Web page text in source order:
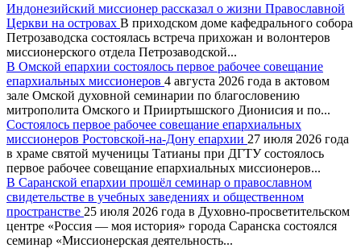
Индонезийский миссионер рассказал о жизни Православной
Церкви на островах В приходском доме кафедрального собора
Петрозаводска состоялась встреча прихожан и волонтеров
миссионерского отдела Петрозаводской...
В Омской епархии состоялось первое рабочее совещание
епархиальных миссионеров 4 августа 2026 года в актовом
зале Омской духовной семинарии по благословению
митрополита Омского и Прииртышского Дионисия и по...
Состоялось первое рабочее совещание епархиальных
миссионеров Ростовской-на-Дону епархии 27 июля 2026 года
в храме святой мученицы Татианы при ДГТУ состоялось
первое рабочее совещание епархиальных миссионеров...
В Саранской епархии прошёл семинар о православном
свидетельстве в учебных заведениях и общественном
пространстве 25 июля 2026 года в Духовно-просветительском
центре «Россия — моя история» города Саранска состоялся
семинар «Миссионерская деятельность...